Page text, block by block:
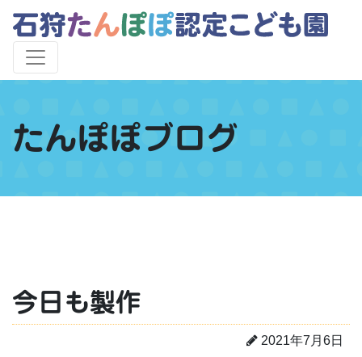
たんぽぽブログ
今日も製作
2021年7月6日